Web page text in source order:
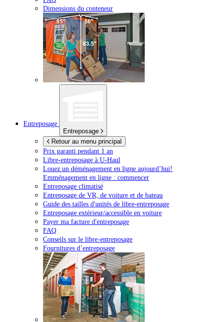
Dimensions du conteneur
Entreposage
Entreposage
Retour au menu principal
Prix garanti pendant 1 an
Libre-entreposage à U-Haul
Louez un déménagement en ligne aujourd’hui!
Emménagement en ligne : commencer
Entreposage climatisé
Entreposage de VR, de voiture et de bateau
Guide des tailles d'unités de libre-entreposage
Entreposage extérieur/accessible en voiture
Payer ma facture d'entreposage
FAQ
Conseils sur le libre-entreposage
Fournitures d’entreposage